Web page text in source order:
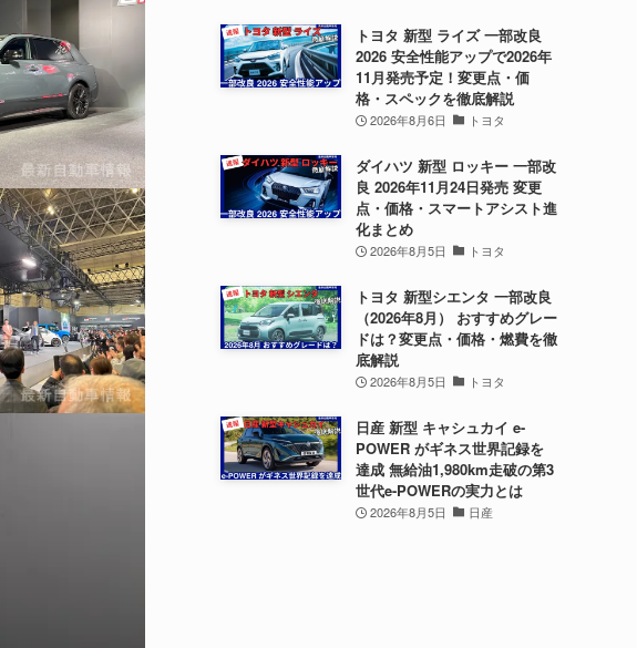
トヨタ 新型 ライズ 一部改良
2026 安全性能アップで2026年
11月発売予定！変更点・価
格・スペックを徹底解説
2026年8月6日 トヨタ
ダイハツ 新型 ロッキー 一部改
良 2026年11月24日発売 変更
点・価格・スマートアシスト進
化まとめ
2026年8月5日 トヨタ
トヨタ 新型シエンタ 一部改良
（2026年8月） おすすめグレー
ドは？変更点・価格・燃費を徹
底解説
2026年8月5日 トヨタ
日産 新型 キャシュカイ e-
POWER がギネス世界記録を
達成 無給油1,980km走破の第3
世代e-POWERの実力とは
2026年8月5日 日産